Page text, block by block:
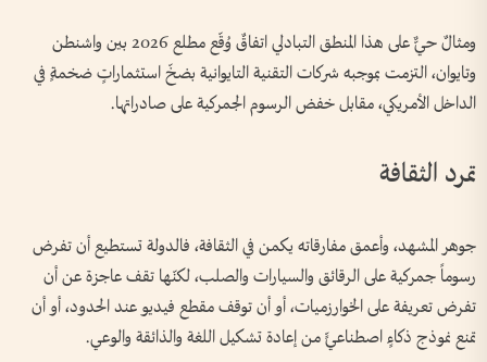
ومثالٌ حيٌّ على هذا المنطق التبادلي اتفاقٌ وُقّع مطلع 2026 بين واشنطن
وتايوان، التزمت بموجبه شركات التقنية التايوانية بضخّ استثماراتٍ ضخمةٍ في
الداخل الأمريكي، مقابل خفض الرسوم الجمركية على صادراتها.
تمرد الثقافة
جوهر المشهد، وأعمق مفارقاته يكمن في الثقافة، فالدولة تستطيع أن تفرض
رسوماً جمركية على الرقائق والسيارات والصلب، لكنّها تقف عاجزة عن أن
تفرض تعريفة على الخوارزميات، أو أن توقف مقطع فيديو عند الحدود، أو أن
تمنع نموذج ذكاءٍ اصطناعيٍّ من إعادة تشكيل اللغة والذائقة والوعي.